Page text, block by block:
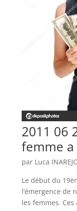
2011 06
femme a
par Luca
Le début du
l’émergence de
les femmes.